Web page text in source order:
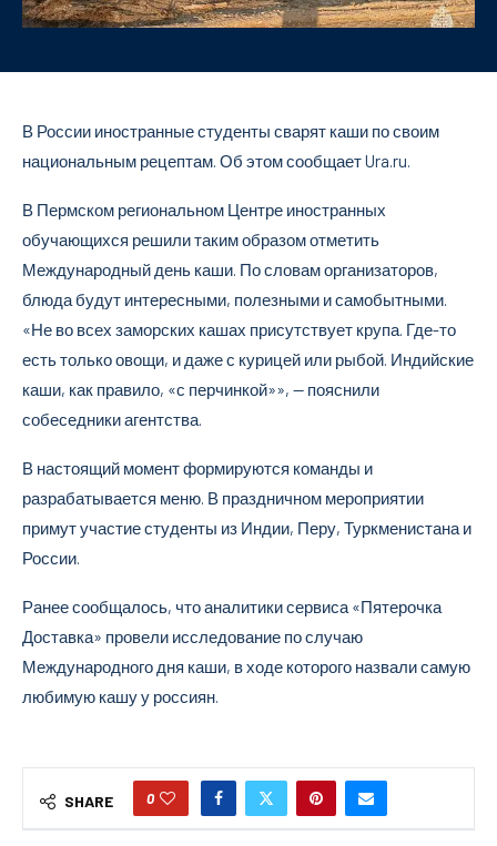
В России иностранные студенты сварят каши по своим
национальным рецептам. Об этом сообщает Ura.ru.
В Пермском региональном Центре иностранных
обучающихся решили таким образом отметить
Международный день каши. По словам организаторов,
блюда будут интересными, полезными и самобытными.
«Не во всех заморских кашах присутствует крупа. Где-то
есть только овощи, и даже с курицей или рыбой. Индийские
каши, как правило, «с перчинкой»», — пояснили
собеседники агентства.
В настоящий момент формируются команды и
разрабатывается меню. В праздничном мероприятии
примут участие студенты из Индии, Перу, Туркменистана и
России.
Ранее сообщалось, что аналитики сервиса «Пятерочка
Доставка» провели исследование по случаю
Международного дня каши, в ходе которого назвали самую
любимую кашу у россиян.
SHARE 0